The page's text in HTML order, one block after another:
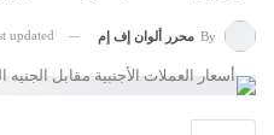
By محرر ألوان إف إم updated